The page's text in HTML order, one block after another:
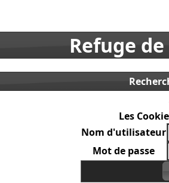
Refuge
Les
Nom d'utilisateur
Mot de passe